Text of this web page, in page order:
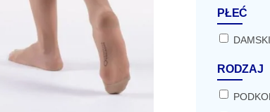
PŁEĆ
RODZAJ